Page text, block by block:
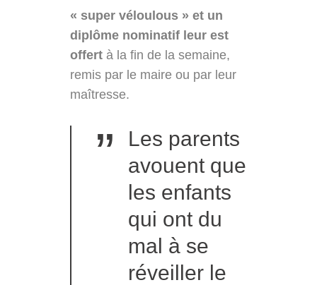
« super véloulous » et un
diplôme nominatif leur est
offert à la fin de la semaine,
remis par le maire ou par leur
maîtresse.
”
Les parents
avouent que
les enfants
qui ont du
mal à se
réveiller le